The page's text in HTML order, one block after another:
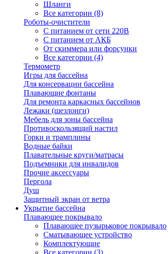
Шланги
Все категории (8)
Роботы-очистители
С питанием от сети 220В
С питанием от АКБ
От скиммера или форсунки
Все категории (4)
Термометр
Игры для бассейна
Для консервации бассейна
Плавающие фонтаны
Для ремонта каркасных бассейнов
Лежаки (шезлонги)
Мебель для зоны бассейна
Противоскользящий настил
Горки и трамплины
Водные байки
Плавательные круги/матрасы
Подъемники для инвалидов
Прочие аксессуары
Пергола
Душ
Защитный экран от ветра
Укрытие бассейна
Плавающее покрывало
Плавающее пузырьковое покрывало
Сматывающее устройство
Комплектующие
Все категории (3)